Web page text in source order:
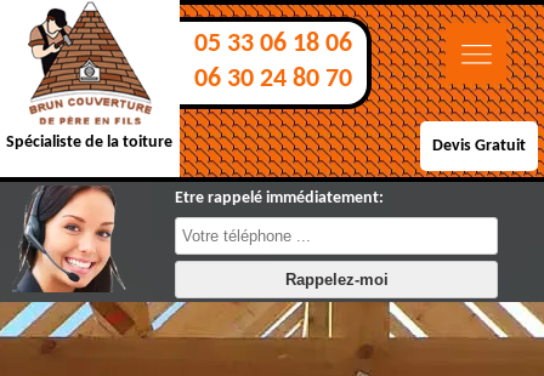
Spécialiste de la toiture
05 33 06 18 06
06 30 24 80 70
Devis Gratuit
Etre rappelé immédiatement: